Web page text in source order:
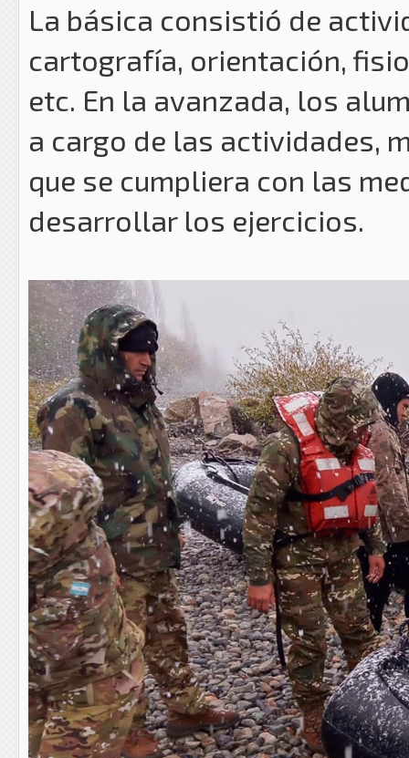
La básica consistió de
cartografía, orientación,
etc. En la avanzada, los
a cargo de las actividades,
que se cumpliera con las
desarrollar los ejercicios.